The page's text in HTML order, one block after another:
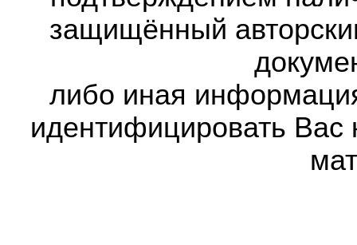
защищённый
либо иная
идентифицировать Вас